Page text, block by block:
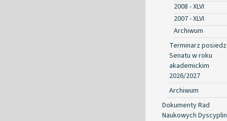
2008 - XLVI
2007 - XLVI
Archiwum
Terminarz
Senatu w roku
akademickim
2026/2027
Archiwum
Dokumenty Rad
Naukowych Dyscyplin